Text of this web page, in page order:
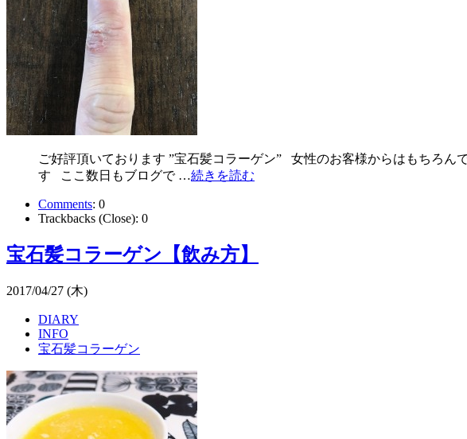
ご好評頂いております ”宝石髪コラーゲン” 女性のお客様からはもちろん
す ここ数日もブログで …続きを読む
Comments: 0
Trackbacks (Close): 0
宝石髪コラーゲン【飲み方】
2017/04/27 (木)
DIARY
INFO
宝石髪コラーゲン